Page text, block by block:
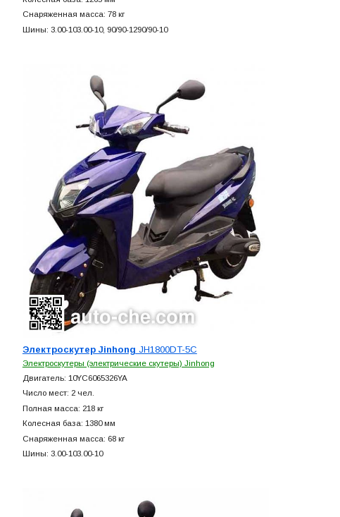
Снаряженная масса: 78 кг
Шины: 3.00-103.00-10, 90/90-1290/90-10
Электроскутер Jinhong JH1800DT-5C
Электроскутеры (электрические скутеры) Jinhong
Двигатель: 10YC6065326YA
Число мест: 2 чел.
Полная масса: 218 кг
Колесная база: 1380 мм
Снаряженная масса: 68 кг
Шины: 3.00-103.00-10